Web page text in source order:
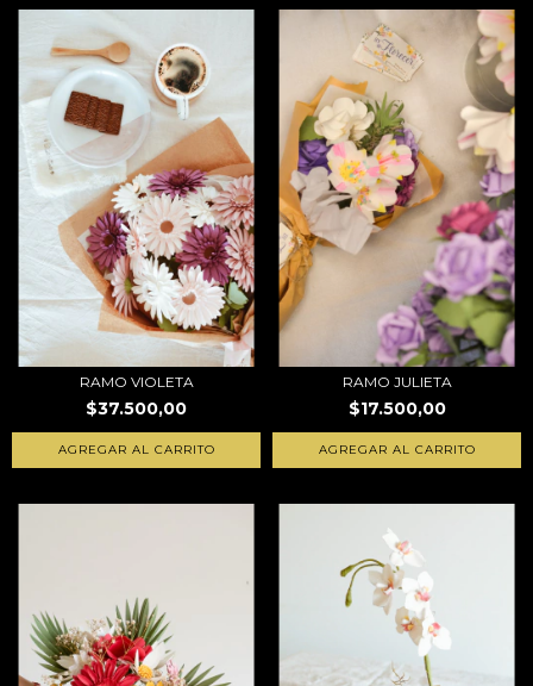
RAMO VIOLETA
$37.500,00
RAMO JULIETA
$17.500,00